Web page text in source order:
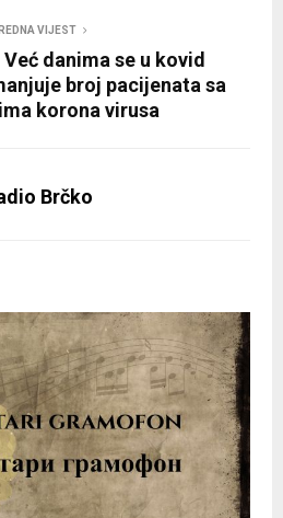
VIJEST
danima se u kovid
broj pacijenata sa
korona virusa
Brčko